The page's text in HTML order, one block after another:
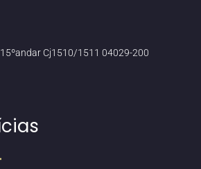
Cj1510/1511 04029-200